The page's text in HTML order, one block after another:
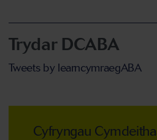
Trydar DCABA
Tweets by learncymraegABA
Cyfryngau